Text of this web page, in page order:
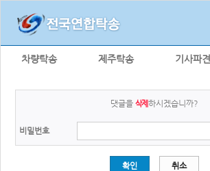
차량탁송 제주탁송 기사파견
댓글을삭제 하시겠습니까?
비밀번호
확인 취소